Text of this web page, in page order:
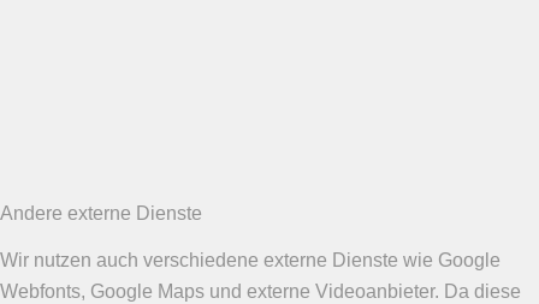
Andere externe Dienste
Wir nutzen auch verschiedene externe Dienste wie Google
Webfonts, Google Maps und externe Videoanbieter. Da diese